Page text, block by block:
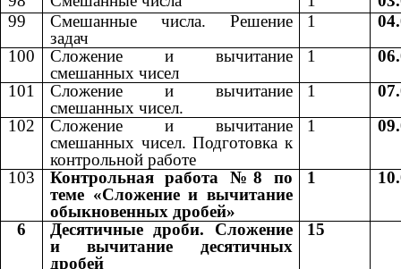
99
Смешанные числа. Решение
задач
1
100
Сложение и вычитание
смешанных чисел
1
101
Сложение и вычитание
смешанных чисел.
1
102
Сложение и вычитание
смешанных чисел. Подготовка к
контрольной работе
1
103
Контрольная работа №8 по
теме «Сложение и вычитание
обыкновенных дробей»
1
6
Десятичные дроби. Сложение
и вычитание десятичных
дробей
15